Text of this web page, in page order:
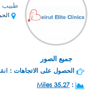
جميع الصور
طبيب
الحصول على الاتجاهات :
:
35.27 Miles